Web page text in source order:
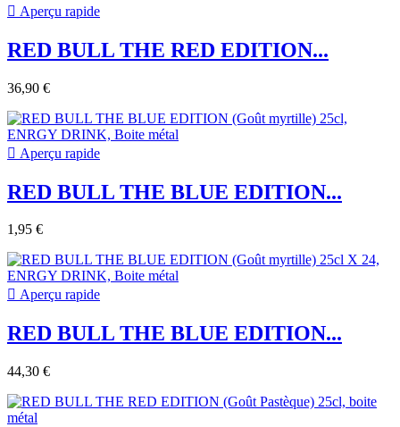
 Aperçu rapide
RED BULL THE RED EDITION...
36,90 €
 Aperçu rapide
RED BULL THE BLUE EDITION...
1,95 €
 Aperçu rapide
RED BULL THE BLUE EDITION...
44,30 €